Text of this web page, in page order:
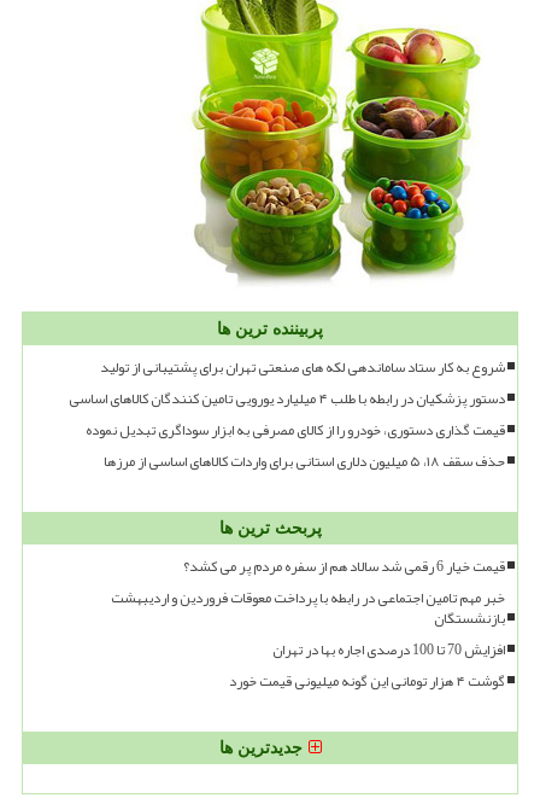
پربیننده ترین ها
شروع به کار ستاد ساماندهی لکه های صنعتی تهران برای پشتیبانی از تولید
دستور پزشکیان در رابطه با طلب ۴ میلیارد یورویی تامین کنندگان کالاهای اساسی
قیمت گذاری دستوری، خودرو را از کالای مصرفی به ابزار سوداگری تبدیل نموده
حذف سقف ۱۸، ۵ میلیون دلاری استانی برای واردات کالاهای اساسی از مرزها
پربحث ترین ها
قیمت خیار 6 رقمی شد سالاد هم از سفره مردم پر می کشد؟
خبر مهم تامین اجتماعی در رابطه با پرداخت معوقات فروردین و اردیبهشت
بازنشستگان
افزایش 70 تا 100 درصدی اجاره بها در تهران
گوشت ۴ هزار تومانی این گونه میلیونی قیمت خورد
جدیدترین ها